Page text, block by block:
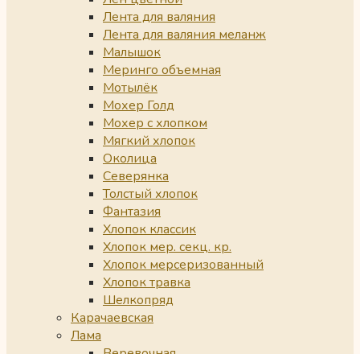
Лента для валяния
Лента для валяния меланж
Малышок
Меринго объемная
Мотылёк
Мохер Голд
Мохер с хлопком
Мягкий хлопок
Околица
Северянка
Толстый хлопок
Фантазия
Хлопок классик
Хлопок мер. секц. кр.
Хлопок мерсеризованный
Хлопок травка
Шелкопряд
Карачаевская
Лама